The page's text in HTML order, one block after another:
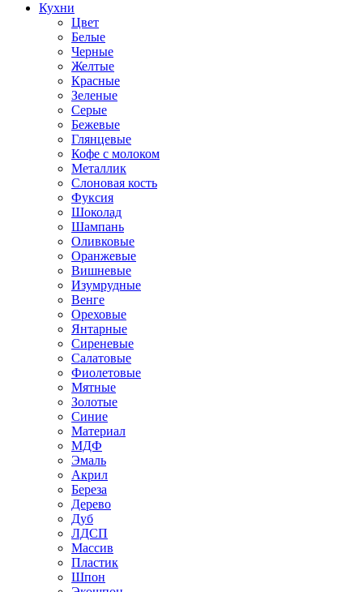
Кухни
Цвет
Белые
Черные
Желтые
Красные
Зеленые
Серые
Бежевые
Глянцевые
Кофе с молоком
Металлик
Слоновая кость
Фуксия
Шоколад
Шампань
Оливковые
Оранжевые
Вишневые
Изумрудные
Венге
Ореховые
Янтарные
Сиреневые
Салатовые
Фиолетовые
Мятные
Золотые
Синие
Материал
МДФ
Эмаль
Акрил
Береза
Дерево
Дуб
ЛДСП
Массив
Пластик
Шпон